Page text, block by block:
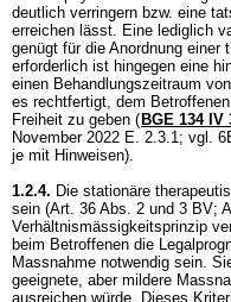
deutlich verringern bzw. eine
erreichen lässt. Eine lediglich
genügt für die Anordnung
erforderlich ist hingegen eine
einen Behandlungszeitraum
es rechtfertigt, dem
Freiheit zu geben ( BGE 134 IV
November 2022 E. 2.3.1; vgl.
je mit Hinweisen).
1.2.4. Die stationäre
sein (Art. 36 Abs. 2 und 3 BV;
Verhältnismässigkeitsprinzip
beim Betroffenen die
Massnahme notwendig sein.
geeignete, aber mildere
ausreichen würde. Dieses